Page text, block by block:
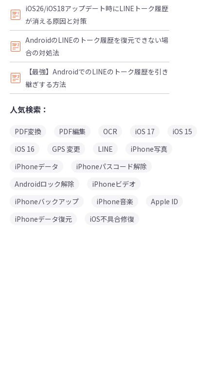
iOS26/iOS18アップデート時にLINEトーク履歴
が消える原因と対策
AndroidのLINEのトーク履歴を復元できない場
合の対処法
【最強】AndroidでのLINEのトーク履歴を引き
継ぎする方法
人気検索：
PDF変換 PDF編集 OCR iOS 17
iOS 15
iOS 16
GPS 変更 LINE
iPhone写真
iPhoneデータ
iPhoneパスコード解除
Androidロック解除
iPhoneビデオ
iPhoneバックアップ
iPhone音楽
Apple ID
iPhoneデータ復元
iOS不具合修復